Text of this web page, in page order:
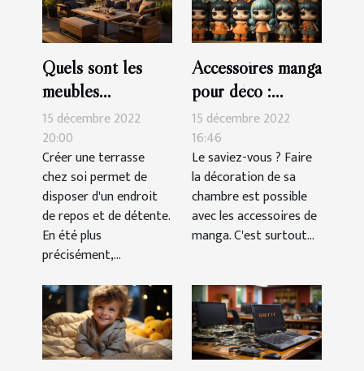
Quels sont les
meubles
indispensables
pour une terrasse?
15 décembre 2022
20:00
Créer une terrasse
chez soi permet de
disposer d'un endroit
de repos et de détente.
En été plus
précisément,...
Accessoires manga
pour déco :
parlons-en !
15 décembre 2022
16:46
Le saviez-vous ? Faire
la décoration de sa
chambre est possible
avec les accessoires de
manga. C'est surtout...